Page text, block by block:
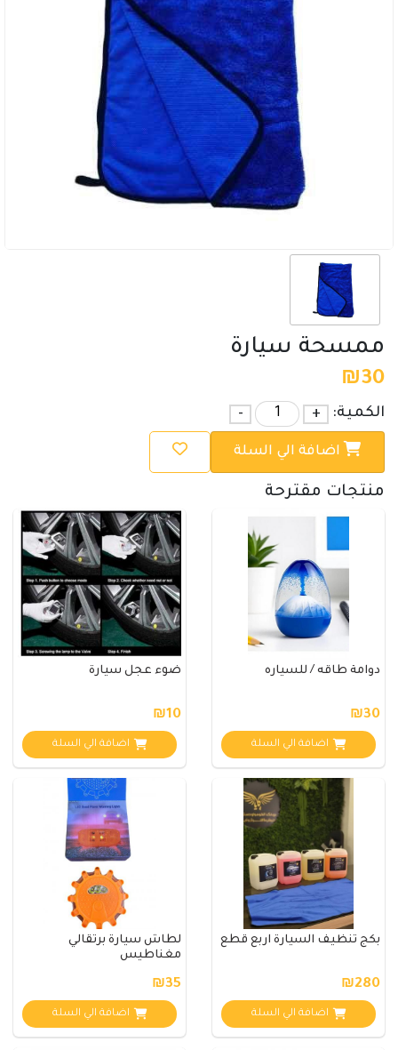
ممسحة سيارة
₪30
الكمية: +
-
اضافة الي السلة
منتجات مقترحة
دوامة طاقه / للسياره
₪30
اضافة الي السلة
ضوء عجل سيارة
₪10
اضافة الي السلة
بكج تنظيف السيارة اربع قطع
₪280
اضافة الي السلة
لطاش سيارة برتقالي
مغناطيس
₪35
اضافة الي السلة